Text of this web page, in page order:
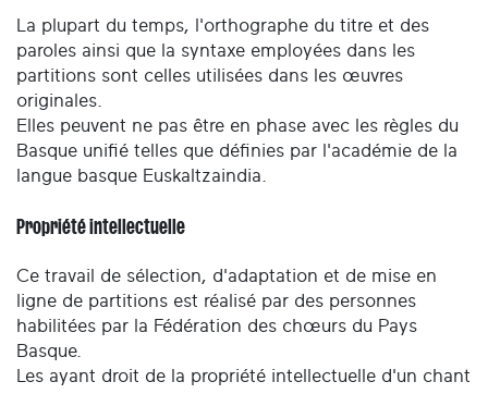
La plupart du temps, l'orthographe du titre et des
paroles ainsi que la syntaxe employées dans les
partitions sont celles utilisées dans les œuvres
originales.
Elles peuvent ne pas être en phase avec les règles du
Basque unifié telles que définies par l'académie de la
langue basque Euskaltzaindia.
Propriété intellectuelle
Ce travail de sélection, d'adaptation et de mise en
ligne de partitions est réalisé par des personnes
habilitées par la Fédération des chœurs du Pays
Basque.
Les ayant droit de la propriété intellectuelle d'un chant